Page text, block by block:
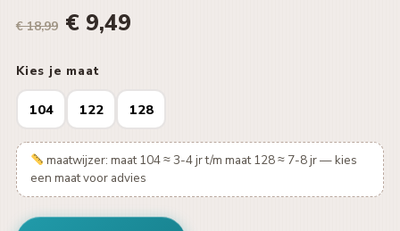
€ 18,99 € 9,49
Kies je maat
104 122 128
maatwijzer: maat 104 ≈ 3-4 jr t/m maat 128 ≈ 7-8 jr — kies
een maat voor advies